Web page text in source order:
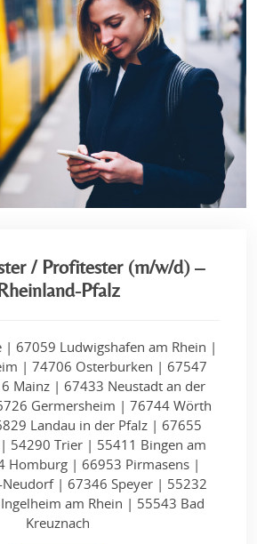
/ Profitester (m/w/d) –
Pfalz
| 67059 Ludwigshafen am Rhein |
| 74706 Osterburken | 67547
Mainz | 67433 Neustadt an der
Germersheim | 76744 Wörth
Landau in der Pfalz | 67655
| 54290 Trier | 55411 Bingen am
Homburg | 66953 Pirmasens |
Neudorf | 67346 Speyer | 55232
am Rhein | 55543 Bad
Kreuznach